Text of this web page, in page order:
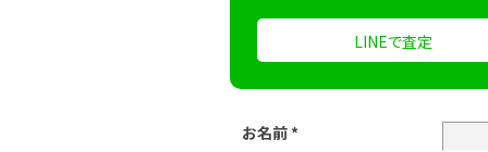
LINEで査定
お名前 *